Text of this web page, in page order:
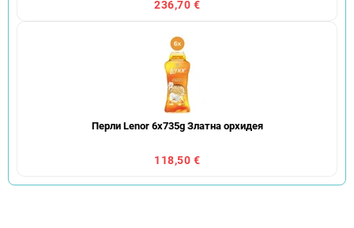
236,70 €
Перли Lenor 6x735g Златна орхидея
118,50 €